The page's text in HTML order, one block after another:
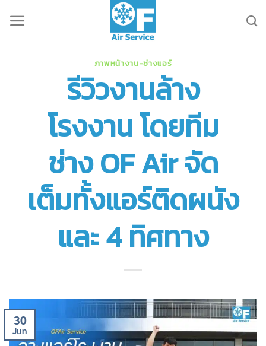
ภาพหน้างาน-ช่างแอร์
รีวิวงานล้าง
โรงงาน โดยทีม
ช่าง OF Air จัด
เต็มทั้งแอร์ติดผนัง
และ 4 ทิศทาง
30
Jun